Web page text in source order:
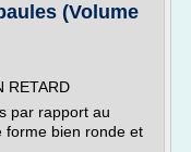
(Volume
RETARD
par rapport au
forme bien ronde et